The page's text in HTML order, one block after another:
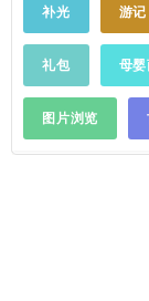
话题
形式
速记
补光 游记
礼包 母
图片浏览